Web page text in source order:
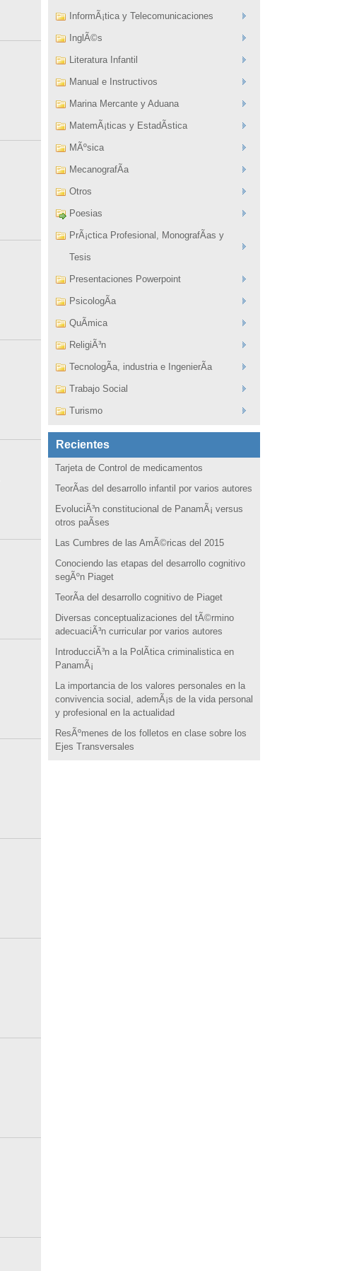
InformÃ¡tica y Telecomunicaciones
InglÃ©s
Literatura Infantil
Manual e Instructivos
Marina Mercante y Aduana
MatemÃ¡ticas y EstadÃ­stica
MÃºsica
MecanografÃ­a
Otros
Poesias
PrÃ¡ctica Profesional, MonografÃ­as y
Tesis
Presentaciones Powerpoint
PsicologÃ­a
QuÃ­mica
ReligiÃ³n
TecnologÃ­a, industria e IngenierÃ­a
Trabajo Social
Turismo
Recientes
Tarjeta de Control de medicamentos
TeorÃ­as del desarrollo infantil por varios autores
EvoluciÃ³n constitucional de PanamÃ¡ versus
otros paÃ­ses
Las Cumbres de las AmÃ©ricas del 2015
Conociendo las etapas del desarrollo cognitivo
segÃºn Piaget
TeorÃ­a del desarrollo cognitivo de Piaget
Diversas conceptualizaciones del tÃ©rmino
adecuaciÃ³n curricular por varios autores
IntroducciÃ³n a la PolÃ­tica criminalistica en
PanamÃ¡
La importancia de los valores personales en la
convivencia social, ademÃ¡s de la vida personal
y profesional en la actualidad
ResÃºmenes de los folletos en clase sobre los
Ejes Transversales